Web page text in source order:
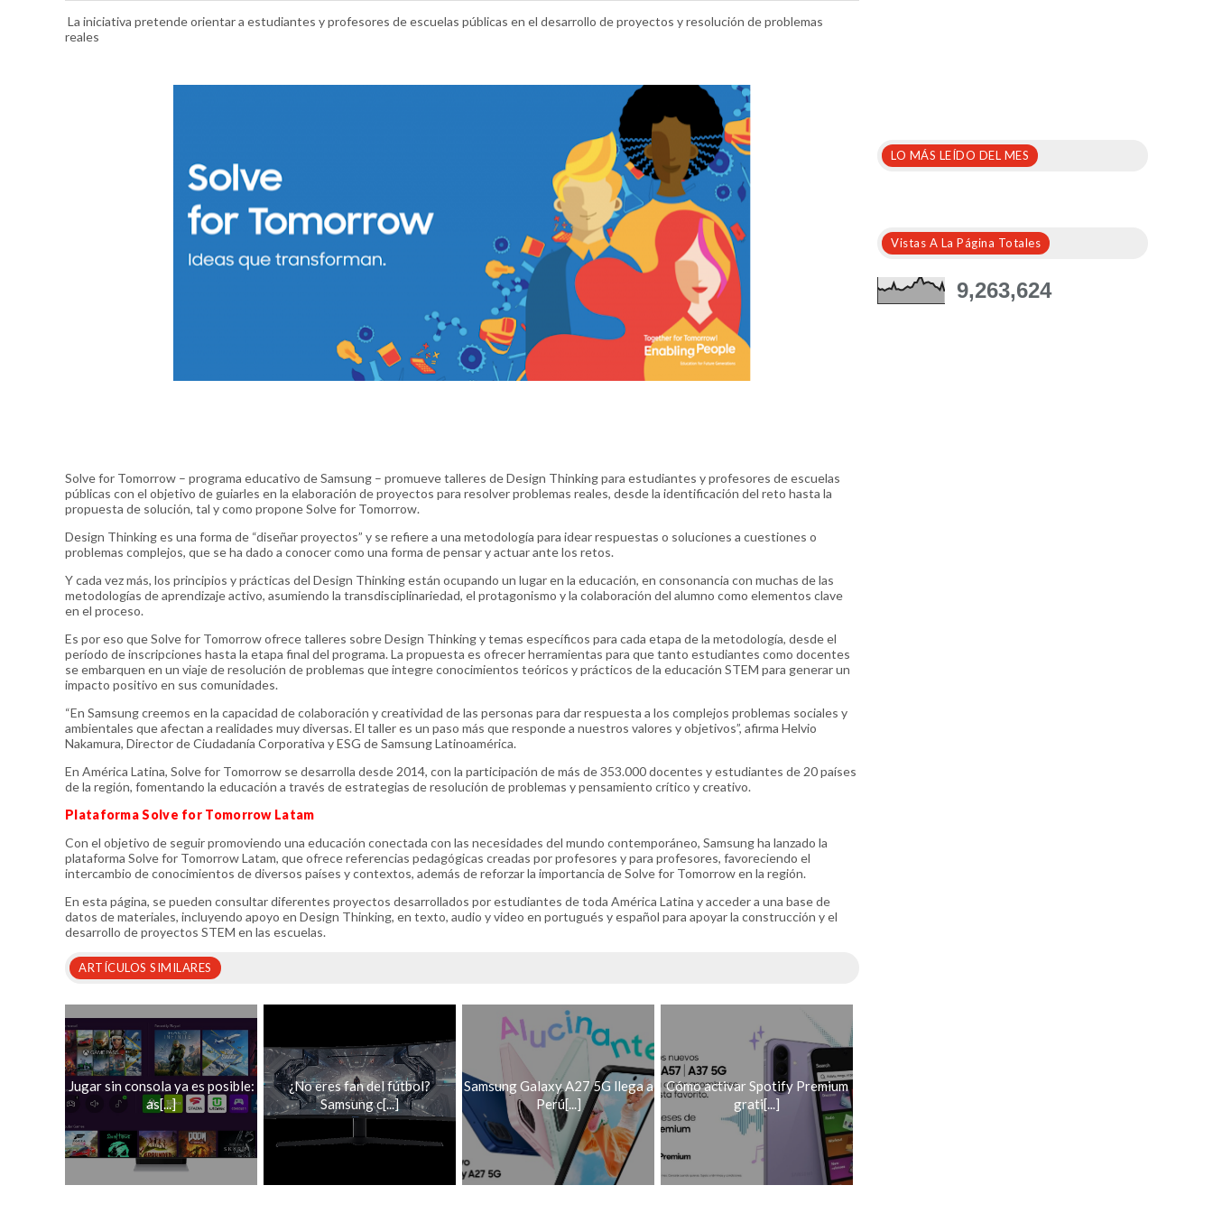
La iniciativa pretende orientar a estudiantes y profesores de escuelas públicas en el desarrollo de proyectos y resolución de problemas
reales
Solve for Tomorrow – programa educativo de Samsung – promueve talleres de Design Thinking para estudiantes y profesores de escuelas
públicas con el objetivo de guiarles en la elaboración de proyectos para resolver problemas reales, desde la identificación del reto hasta la
propuesta de solución, tal y como propone Solve for Tomorrow.
Design Thinking es una forma de “diseñar proyectos” y se refiere a una metodología para idear respuestas o soluciones a cuestiones o
problemas complejos, que se ha dado a conocer como una forma de pensar y actuar ante los retos.
Y cada vez más, los principios y prácticas del Design Thinking están ocupando un lugar en la educación, en consonancia con muchas de las
metodologías de aprendizaje activo, asumiendo la transdisciplinariedad, el protagonismo y la colaboración del alumno como elementos clave
en el proceso.
Es por eso que Solve for Tomorrow ofrece talleres sobre Design Thinking y temas específicos para cada etapa de la metodología, desde el
período de inscripciones hasta la etapa final del programa. La propuesta es ofrecer herramientas para que tanto estudiantes como docentes
se embarquen en un viaje de resolución de problemas que integre conocimientos teóricos y prácticos de la educación STEM para generar un
impacto positivo en sus comunidades.
“En Samsung creemos en la capacidad de colaboración y creatividad de las personas para dar respuesta a los complejos problemas sociales y
ambientales que afectan a realidades muy diversas. El taller es un paso más que responde a nuestros valores y objetivos”, afirma Helvio
Nakamura, Director de Ciudadanía Corporativa y ESG de Samsung Latinoamérica.
En América Latina, Solve for Tomorrow se desarrolla desde 2014, con la participación de más de 353.000 docentes y estudiantes de 20 países
de la región, fomentando la educación a través de estrategias de resolución de problemas y pensamiento crítico y creativo.
Plataforma Solve for Tomorrow Latam
Con el objetivo de seguir promoviendo una educación conectada con las necesidades del mundo contemporáneo, Samsung ha lanzado la
plataforma Solve for Tomorrow Latam, que ofrece referencias pedagógicas creadas por profesores y para profesores, favoreciendo el
intercambio de conocimientos de diversos países y contextos, además de reforzar la importancia de Solve for Tomorrow en la región.
En esta página, se pueden consultar diferentes proyectos desarrollados por estudiantes de toda América Latina y acceder a una base de
datos de materiales, incluyendo apoyo en Design Thinking, en texto, audio y video en portugués y español para apoyar la construcción y el
desarrollo de proyectos STEM en las escuelas.
ARTÍCULOS SIMILARES
Jugar sin consola ya es posible:
as[...]
¿No eres fan del fútbol?
Samsung c[...]
Samsung Galaxy A27 5G llega a
Perú[...]
Cómo activar Spotify Premium
grati[...]
LO MÁS LEÍDO DEL MES
Vistas A La Página Totales
9,263,624